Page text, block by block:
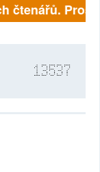
čtenářů.
13537